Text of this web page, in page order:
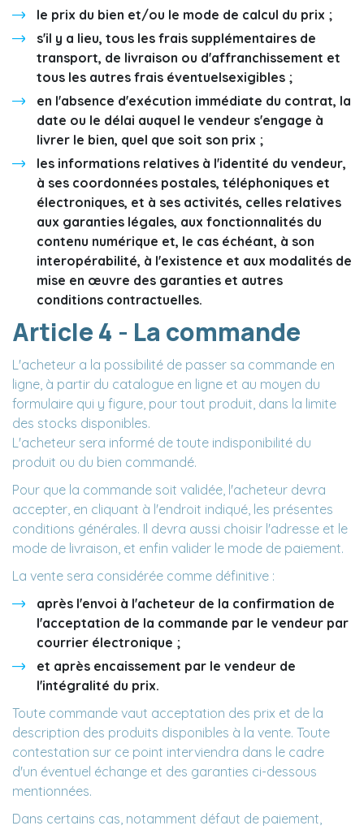
le prix du bien et/ou le mode de calcul du prix ;
s'il y a lieu, tous les frais supplémentaires de
transport, de livraison ou d'affranchissement et
tous les autres frais éventuelsexigibles ;
en l'absence d'exécution immédiate du contrat, la
date ou le délai auquel le vendeur s'engage à
livrer le bien, quel que soit son prix ;
les informations relatives à l'identité du vendeur,
à ses coordonnées postales, téléphoniques et
électroniques, et à ses activités, celles relatives
aux garanties légales, aux fonctionnalités du
contenu numérique et, le cas échéant, à son
interopérabilité, à l'existence et aux modalités de
mise en œuvre des garanties et autres
conditions contractuelles.
Article 4 - La commande
L'acheteur a la possibilité de passer sa commande en
ligne, à partir du catalogue en ligne et au moyen du
formulaire qui y figure, pour tout produit, dans la limite
des stocks disponibles.
L'acheteur sera informé de toute indisponibilité du
produit ou du bien commandé.
Pour que la commande soit validée, l'acheteur devra
accepter, en cliquant à l'endroit indiqué, les présentes
conditions générales. Il devra aussi choisir l'adresse et le
mode de livraison, et enfin valider le mode de paiement.
La vente sera considérée comme définitive :
après l'envoi à l'acheteur de la confirmation de
l'acceptation de la commande par le vendeur par
courrier électronique ;
et après encaissement par le vendeur de
l'intégralité du prix.
Toute commande vaut acceptation des prix et de la
description des produits disponibles à la vente. Toute
contestation sur ce point interviendra dans le cadre
d'un éventuel échange et des garanties ci-dessous
mentionnées.
Dans certains cas, notamment défaut de paiement,